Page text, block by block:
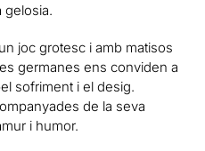
gelosia.
joc grotesc i amb matisos
germanes ens conviden a
sofriment i el desig.
de la seva
i humor.